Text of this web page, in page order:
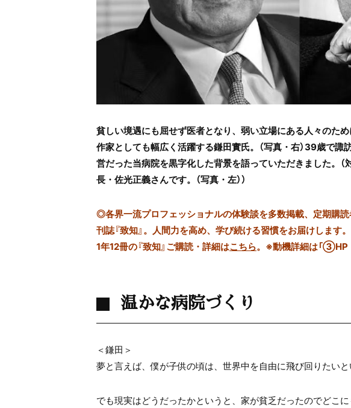
貧しい境遇にも屈せず医者となり、弱い立場にある人々のた
作家としても幅広く活躍する鎌田實氏。（写真・右）39歳で
営だった当病院を黒字化した背景を語っていただきました。
長・佐光正義さんです。（写真・左））
◎各界一流プロフェッショナルの体験談を多数掲載、定期購
刊誌『致知』。人間力を高め、学び続ける習慣をお届けします。
1年12冊の『致知』ご購読・詳細はこちら。 ※動機詳細は「③HP
温かな病院づくり
＜鎌田＞
夢と言えば、僕が子供の頃は、世界中を自由に飛び回りたいと
でも現実はどうだったかというと、家が貧乏だったのでどこに